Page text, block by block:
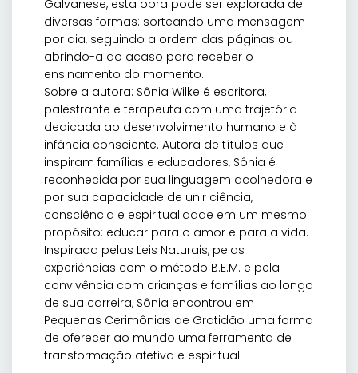
Galvanese, esta obra pode ser explorada de
diversas formas: sorteando uma mensagem
por dia, seguindo a ordem das páginas ou
abrindo-a ao acaso para receber o
ensinamento do momento.
Sobre a autora: Sônia Wilke é escritora,
palestrante e terapeuta com uma trajetória
dedicada ao desenvolvimento humano e à
infância consciente. Autora de títulos que
inspiram famílias e educadores, Sônia é
reconhecida por sua linguagem acolhedora e
por sua capacidade de unir ciência,
consciência e espiritualidade em um mesmo
propósito: educar para o amor e para a vida.
Inspirada pelas Leis Naturais, pelas
experiências com o método B.E.M. e pela
convivência com crianças e famílias ao longo
de sua carreira, Sônia encontrou em
Pequenas Cerimônias de Gratidão uma forma
de oferecer ao mundo uma ferramenta de
transformação afetiva e espiritual.